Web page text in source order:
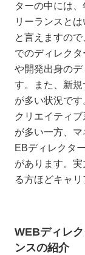
ターの中には
リーランスと
と言えますの
でのディレク
や開発出身の
す。また、新
が多い状況です
クリエイティ
が多い一方、
EBディレクタ
があります。
る方ほどキャリ
WEBディレ
ンスの紹介